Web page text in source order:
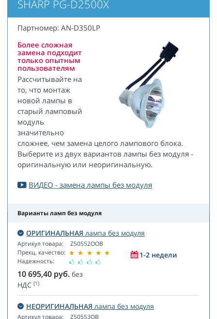
SHARP PG-D2500X
Партномер: AN-D350LP
Более сложная
замена подходит
только опытным
пользователям
Рассчитывайте на
то, что монтаж
новой лампы в
старый ламповый
модуль
значительно
сложнее, чем замена целого лампового блока.
Выберите из двух вариантов лампы без модуля -
оригинальную или неоригинальную.
ВИДЕО - замена лампы без модуля
Варианты ламп без модуля
ОРИГИНАЛЬНАЯ лампа без модуля
Артикул товара:
Прекц. качество:
Надежность:
Z50552OOB
1-2 недели
10 695,40 руб. без
НДС [1]
НЕОРИГИНАЛЬНАЯ лампа без модуля
Артикул товара: Z50553OB